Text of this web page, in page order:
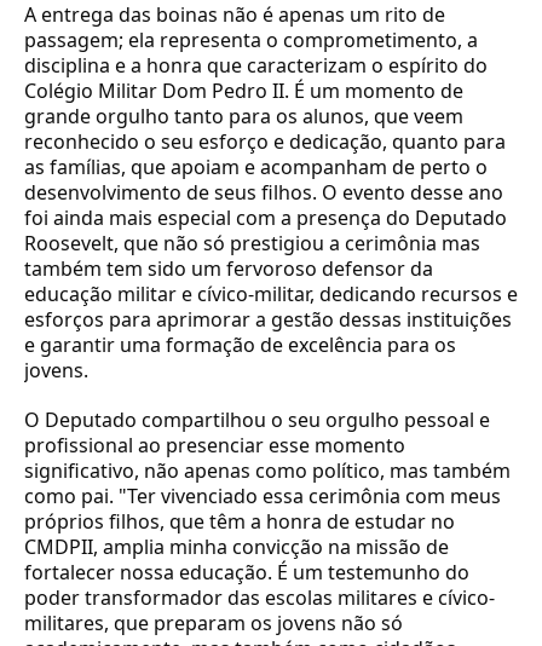
A entrega das boinas não é apenas um rito de
passagem; ela representa o comprometimento, a
disciplina e a honra que caracterizam o espírito do
Colégio Militar Dom Pedro II. É um momento de
grande orgulho tanto para os alunos, que veem
reconhecido o seu esforço e dedicação, quanto para
as famílias, que apoiam e acompanham de perto o
desenvolvimento de seus filhos. O evento desse ano
foi ainda mais especial com a presença do Deputado
Roosevelt, que não só prestigiou a cerimônia mas
também tem sido um fervoroso defensor da
educação militar e cívico-militar, dedicando recursos e
esforços para aprimorar a gestão dessas instituições
e garantir uma formação de excelência para os
jovens.
O Deputado compartilhou o seu orgulho pessoal e
profissional ao presenciar esse momento
significativo, não apenas como político, mas também
como pai. "Ter vivenciado essa cerimônia com meus
próprios filhos, que têm a honra de estudar no
CMDPII, amplia minha convicção na missão de
fortalecer nossa educação. É um testemunho do
poder transformador das escolas militares e cívico-
militares, que preparam os jovens não só